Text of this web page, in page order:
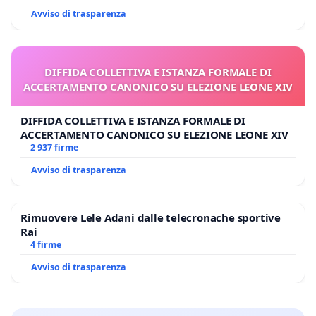
Avviso di trasparenza
DIFFIDA COLLETTIVA E ISTANZA FORMALE DI
ACCERTAMENTO CANONICO SU ELEZIONE LEONE XIV
DIFFIDA COLLETTIVA E ISTANZA FORMALE DI
ACCERTAMENTO CANONICO SU ELEZIONE LEONE XIV
2 937 firme
Avviso di trasparenza
Rimuovere Lele Adani dalle telecronache sportive
Rai
4 firme
Avviso di trasparenza